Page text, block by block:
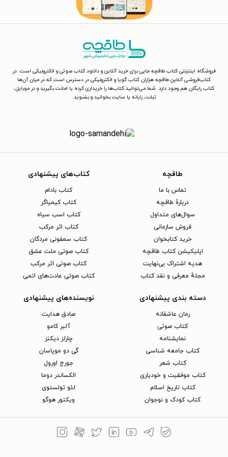
فروشگاه اینترنتی کتاب طاقچه جایی برای خرید آنلاین و دانلود کتاب صوتی و الکترونیکی است. در
کتاب‌فروشی آنلاین طاقچه هزاران کتاب گویا و الکترونیکی در دسترس است که در میان آن‌ها
کتاب رایگان هم وجود دارد. شما می‌توانید کتاب‌ها را خریداری کرده یا امانت بگیرید و در موبایل،
تبلت، رایانه یا سایت بخوانید و بشنوید.
طاقچه
تماس با ما
دربارهٔ طاقچه
سوال‌های متداول
فروش سازمانی
خرید کتابخوان
اپلیکیشن کتاب طاقچه
هدیه اشتراک بی‌نهایت
مجلهٔ معرفی و نقد کتاب
کتاب‌های پیشنهادی
کتاب بادام
کتاب کیمیاگر
کتاب اسب سیاه
کتاب اثر مرکب
کتاب سمفونی مردگان
کتاب صوتی ملت عشق
کتاب صوتی اثر مرکب
کتاب صوتی عادت‌های اتمی
دسته بندی پیشنهادی
رمان عاشقانه
کتاب‌ صوتی
نمایشنامه
کتاب جامعه شناسی
کتاب شعر
کتاب موفقیت و خودیاری
کتاب تاریخ اسلام
کتاب کودک و نوجوان
نویسنده‌های پیشنهادی
صادق هدایت
آلبر کامو
چارلز دیکنز
گی دو موپاسان
جورج اورول
الکساندر دوما
لئو تولستوی
ویکتور هوگو